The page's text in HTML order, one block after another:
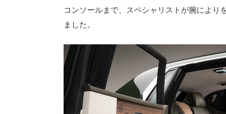
コンソールまで、スペシャリストが腕により
ました。